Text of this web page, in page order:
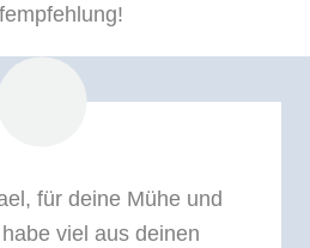
für deine Mühe und
viel aus deinen